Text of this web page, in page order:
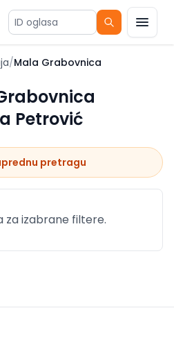
ID oglasa
/Mala Grabovnica
Petrović
pretragu
za izabrane filtere.